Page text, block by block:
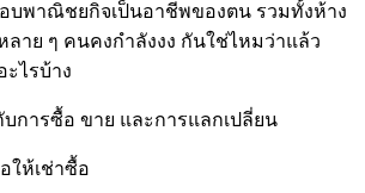
บพาณิชยกิจเป็นอาชีพของตน รวมทั้งห้าง
าย ๆ คนคงกำลังงง กันใช่ไหมว่าแล้ว
ไรบ้าง
บการซื้อ ขาย และการแลกเปลี่ยน
ให้เช่าซื้อ